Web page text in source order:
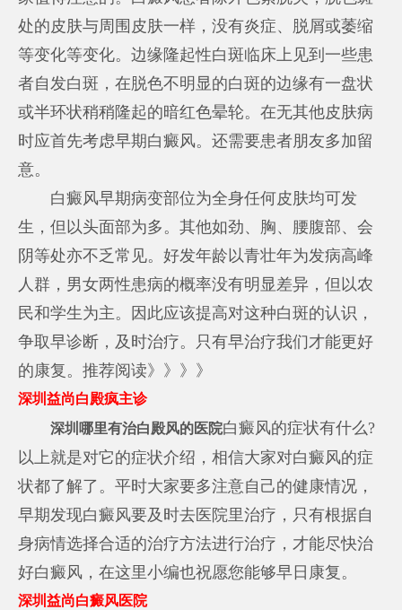
处的皮肤与周围皮肤一样，没有炎症、脱屑或萎缩
等变化等变化。边缘隆起性白斑临床上见到一些患
者自发白斑，在脱色不明显的白斑的边缘有一盘状
或半环状稍稍隆起的暗红色晕轮。在无其他皮肤病
时应首先考虑早期白癜风。还需要患者朋友多加留
意。
白癜风早期病变部位为全身任何皮肤均可发
生，但以头面部为多。其他如劲、胸、腰腹部、会
阴等处亦不乏常见。好发年龄以青壮年为发病高峰
人群，男女两性患病的概率没有明显差异，但以农
民和学生为主。因此应该提高对这种白斑的认识，
争取早诊断，及时治疗。只有早治疗我们才能更好
的康复。推荐阅读》》》》
深圳益尚白殿疯主诊
深圳哪里有治白殿风的医院白癜风的症状有什么?
以上就是对它的症状介绍，相信大家对白癜风的症
状都了解了。平时大家要多注意自己的健康情况，
早期发现白癜风要及时去医院里治疗，只有根据自
身病情选择合适的治疗方法进行治疗，才能尽快治
好白癜风，在这里小编也祝愿您能够早日康复。
深圳益尚白癜风医院